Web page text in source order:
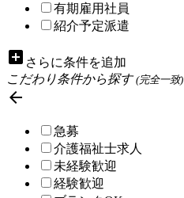
有期雇用社員
紹介予定派遣
add_box さらに条件を追加
こだわり条件から探す(完全一致)

急募
介護福祉士求人
未経験歓迎
経験歓迎